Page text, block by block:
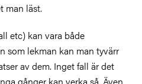
man läst.
etc) kan vara både
som lekman kan man tyvärr
av dem. Inget fall är det
gånger kan verka så. Även